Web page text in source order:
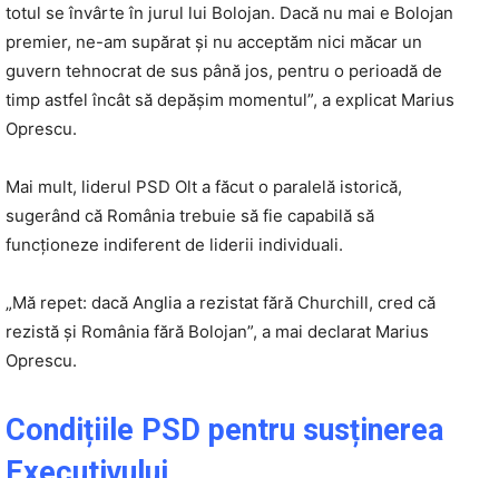
totul se învârte în jurul lui Bolojan. Dacă nu mai e Bolojan
premier, ne-am supărat și nu acceptăm nici măcar un
guvern tehnocrat de sus până jos, pentru o perioadă de
timp astfel încât să depășim momentul”, a explicat Marius
Oprescu.
Mai mult, liderul PSD Olt a făcut o paralelă istorică,
sugerând că România trebuie să fie capabilă să
funcționeze indiferent de liderii individuali.
„Mă repet: dacă Anglia a rezistat fără Churchill, cred că
rezistă și România fără Bolojan”, a mai declarat Marius
Oprescu.
Condițiile PSD pentru susținerea